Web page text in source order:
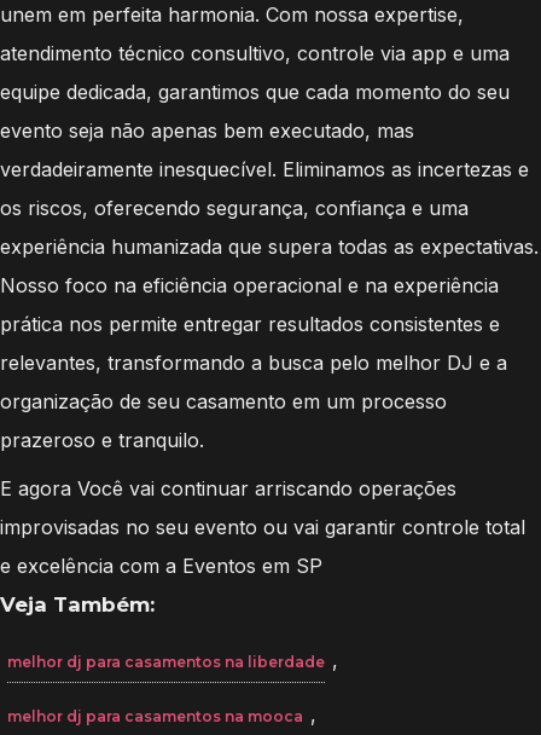
unem em perfeita harmonia. Com nossa expertise,
atendimento técnico consultivo, controle via app e uma
equipe dedicada, garantimos que cada momento do seu
evento seja não apenas bem executado, mas
verdadeiramente inesquecível. Eliminamos as incertezas e
os riscos, oferecendo segurança, confiança e uma
experiência humanizada que supera todas as expectativas.
Nosso foco na eficiência operacional e na experiência
prática nos permite entregar resultados consistentes e
relevantes, transformando a busca pelo melhor DJ e a
organização de seu casamento em um processo
prazeroso e tranquilo.
E agora Você vai continuar arriscando operações
improvisadas no seu evento ou vai garantir controle total
e excelência com a Eventos em SP
Veja Também:
melhor dj para casamentos na liberdade ,
melhor dj para casamentos na mooca ,